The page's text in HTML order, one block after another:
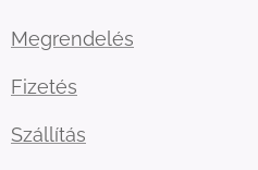
Megrendelés
Fizetés
Szállítás